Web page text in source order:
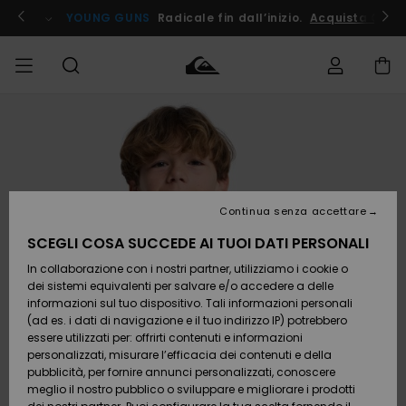
informazioni
prodotto
! YOUNG GUNS Radicale fin dall’inizio. Acquista Ora
Abbigliamento
Accessori
Calzature
e
infradito
Surf /
Acqua
Abbigliamento
Accessori
Calzature
e
infradito
Surf /
Acqua
Nuovi
Da
Scoprire
Snow
SURF
Surf Shop
Uomo
Highlights
Comunità
SNOW
Shop
Uomo
Shop
Snow
Shop
Donna
OUTLET
Uomo
Outlet
Donna
Accedi al tuo
Spedizione
Pagamento
Buono regalo
Quiksilver
Freedom
SCEGLI COSA SUCCEDE AI TUOI DATI PERSONALI
In collaborazione con i nostri partner, utilizziamo i cookie o
dei sistemi equivalenti per salvare e/o accedere a delle
informazioni sul tuo dispositivo. Tali informazioni personali
(ad es. i dati di navigazione e il tuo indirizzo IP) potrebbero
essere utilizzati per: offrirti contenuti e informazioni
personalizzati, misurare l’efficacia dei contenuti e della
pubblicità, per fornire annunci personalizzati, conoscere
meglio il nostro pubblico o sviluppare e migliorare i prodotti
Continua senza accettare